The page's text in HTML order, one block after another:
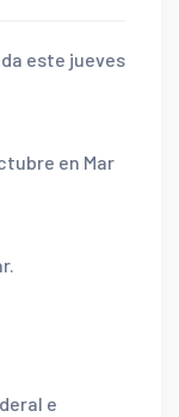
este jueves
en Mar
e